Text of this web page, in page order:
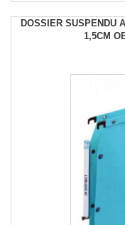
DOSSIER SUSPENDU
1,5CM